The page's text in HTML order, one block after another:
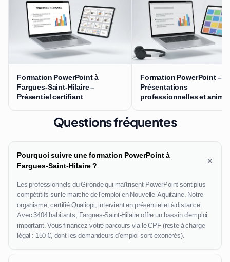
Formation PowerPoint à
Fargues-Saint-Hilaire –
Présentiel certifiant
Formation PowerPoint –
Présentations
professionnelles et
Questions fréquentes
Pourquoi suivre une formation PowerPoint à
Fargues-Saint-Hilaire ?
+
Les professionnels du Gironde qui maîtrisent PowerPoint sont plus
compétitifs sur le marché de l'emploi en Nouvelle-Aquitaine. Notre
organisme, certifié Qualiopi, intervient en présentiel et à distance.
Avec 3404 habitants, Fargues-Saint-Hilaire offre un bassin d'emploi
important. Vous financez votre parcours via le CPF (reste à charge
légal : 150 €, dont les demandeurs d'emploi sont exonérés).